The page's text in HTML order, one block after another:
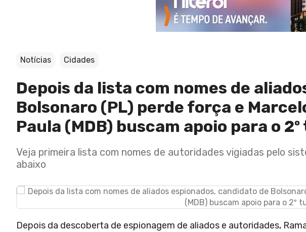
Notícias Cidades
Depois da lista com nomes de
Bolsonaro (PL) perde força e
Paula (MDB) buscam apoio para o
Veja primeira lista com nomes de autoridades vigiadas pelo
abaixo
Depois da descoberta de espionagem de aliados e autoridades,